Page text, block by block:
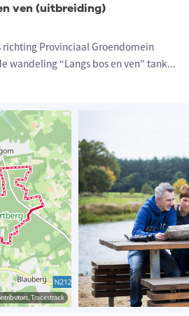
ven (uitbreiding)
richting Provinciaal Groendomein
wandeling “Langs bos en ven” tank...
Tracestrack